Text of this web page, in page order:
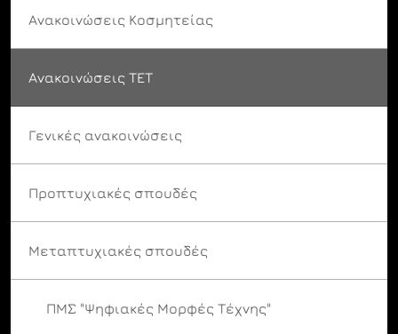
Ανακοινώσεις Κοσμητείας
Ανακοινώσεις ΤΕΤ
Γενικές ανακοινώσεις
Προπτυχιακές σπουδές
Μεταπτυχιακές σπουδές
ΠΜΣ "Ψηφιακές Μορφές Τέχνης"